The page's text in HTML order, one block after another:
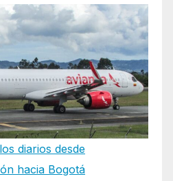
diarios desde
hacia Bogotá